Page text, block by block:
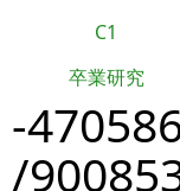
C1
卒業研究
-
/